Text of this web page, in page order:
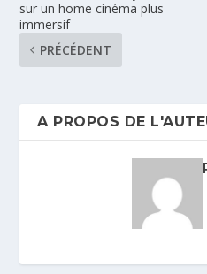
sur un home cinéma plus
immersif
PRÉCÉDENT
A PROPOS DE